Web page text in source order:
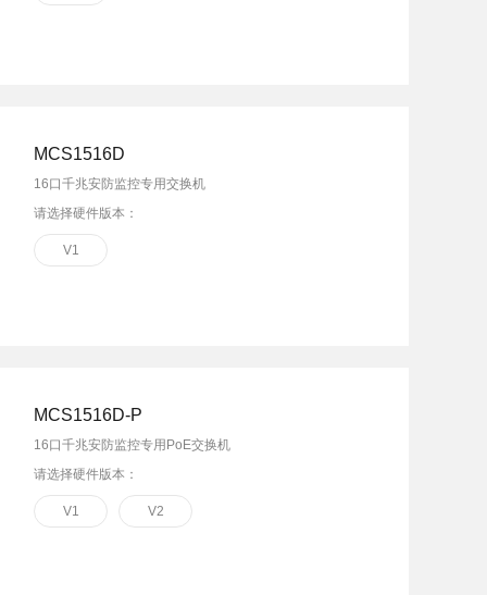
MCS1516D
16口千兆安防监控专用交换机
请选择硬件版本：
V1
MCS1516D-P
16口千兆安防监控专用PoE交换机
请选择硬件版本：
V1 V2